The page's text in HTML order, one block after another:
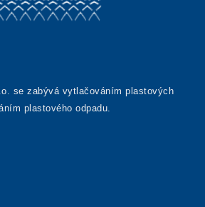
se zabývá vytlačováním plastových
plastového odpadu.